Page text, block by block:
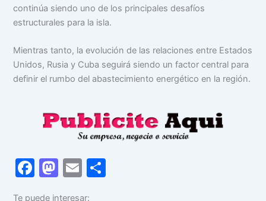
continúa siendo uno de los principales desafíos
estructurales para la isla.
Mientras tanto, la evolución de las relaciones entre Estados
Unidos, Rusia y Cuba seguirá siendo un factor central para
definir el rumbo del abastecimiento energético en la región.
F
M E
Te puede interesar: